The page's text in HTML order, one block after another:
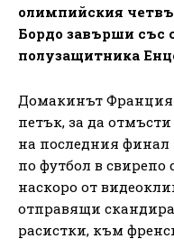
олимпийския
Бордо завърши със
полузащитника
Домакинът Франция
петък, за да
на последния финал
по футбол в свирепо
наскоро от
отправящи
расистки, към